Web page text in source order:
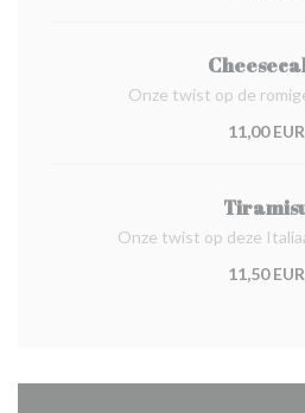
Onze twist op de
11,00 EUR
Onze twist op deze
11,50 EUR